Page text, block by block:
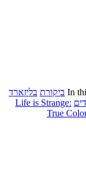
In ביקורת בליזארד
Life is Strange:
True